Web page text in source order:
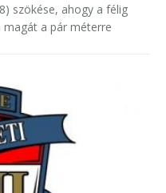
szökése, ahogy a félig
a pár méterre